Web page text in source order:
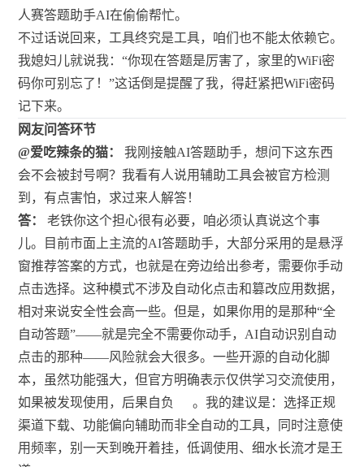
人赛答题助手AI在偷偷帮忙。
不过话说回来，工具终究是工具，咱们也不能太依赖它。
我媳妇儿就说我：“你现在答题是厉害了，家里的WiFi密
码你可别忘了！”这话倒是提醒了我，得赶紧把WiFi密码
记下来。
网友问答环节
@爱吃辣条的猫：
我刚接触AI答题助手，想问下这东西
会不会被封号啊？我看有人说用辅助工具会被官方检测
到，有点害怕，求过来人解答！
答：
老铁你这个担心很有必要，咱必须认真说这个事
儿。目前市面上主流的AI答题助手，大部分采用的是悬浮
窗推荐答案的方式，也就是在旁边给出参考，需要你手动
点击选择。这种模式不涉及自动化点击和篡改应用数据，
相对来说安全性会高一些。但是，如果你用的是那种“全
自动答题”——就是完全不需要你动手，AI自动识别自动
点击的那种——风险就会大很多。一些开源的自动化脚
本，虽然功能强大，但官方明确表示仅供学习交流使用，
如果被发现使用，后果自负
。我的建议是：选择正规
渠道下载、功能偏向辅助而非全自动的工具，同时注意使
用频率，别一天到晚开着挂，低调使用、细水长流才是王